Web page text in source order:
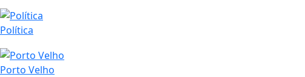
Política
Porto Velho